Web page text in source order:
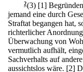
2(3) [1]
jemand eine durch
Straftat begangen hat,
richterlicher
Überwachung von
vermutlich aufhält,
Sachverhalts auf
aussichtslos wäre. [2]